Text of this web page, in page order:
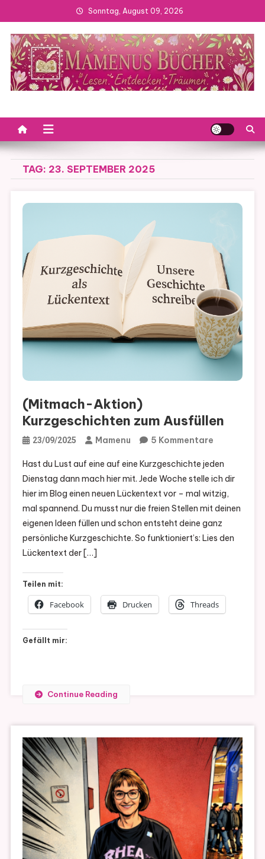
to
content
Sonntag, August 09, 2026
TAG: 23. SEPTEMBER 2025
(Mitmach-Aktion)
Kurzgeschichten zum Ausfüllen
23/09/2025 Mamenu 5 KommentareZu
Aktion)
Zum
Ausfüllen
Hast du Lust auf eine auf eine Kurzgeschichte jeden
Dienstag dann mach hier mit. Jede Woche stelle ich dir
hier im Blog einen neuen Lückentext vor – mal witzig,
mal spannend. Du musst nur die freien Stellen mit deinen
eigenen Ideen füllen und schon entsteht deine ganz
persönliche Kurzgeschichte. So funktioniert’s: Lies den
Lückentext der […]
Teilen mit:
Facebook Drucken Threads
Gefällt mir:
Continue Reading